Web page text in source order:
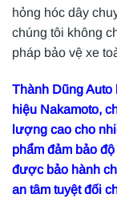
hỏng hóc dây
chúng tôi không
pháp bảo vệ xe
Thành Dũng
hiệu Nakamoto,
lượng cao cho
phẩm đảm bảo
được bảo hành
an tâm tuyệt đối